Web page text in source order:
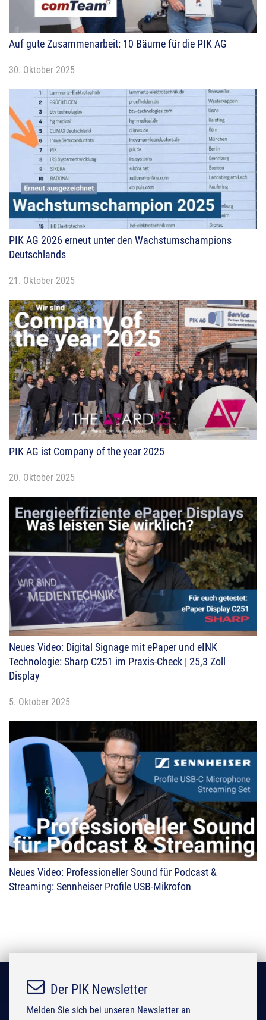
Auf gute Zusammenarbeit: 10 Bäume für die PIK AG
30. Oktober 2025
PIK AG 2026 erneut unter den Wachstumschampions
Deutschlands
21. Oktober 2025
PIK AG ist Company of the year 2025
20. Oktober 2025
Neues Video: Digital Signage mit ePaper und eINK
Technologie: Sharp C251 im Praxis-Check | 25,3 Zoll
Display
5. Oktober 2025
Neues Video: Professioneller Sound für Podcast &
Streaming: Sennheiser Profile USB-Mikrofon
Der PIK Newsletter
Melden Sie sich bei unseren Newsletter an